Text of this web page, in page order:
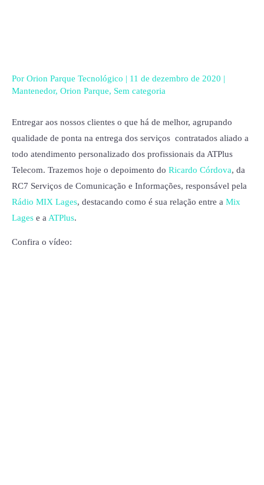
Por Orion Parque Tecnológico | 11 de dezembro de 2020 |
Mantenedor, Orion Parque, Sem categoria
Entregar aos nossos clientes o que há de melhor, agrupando
qualidade de ponta na entrega dos serviços contratados aliado a
todo atendimento personalizado dos profissionais da ATPlus
Telecom. Trazemos hoje o depoimento do Ricardo Córdova, da
RC7 Serviços de Comunicação e Informações, responsável pela
Rádio MIX Lages, destacando como é sua relação entre a Mix
Lages e a ATPlus.
Confira o vídeo: